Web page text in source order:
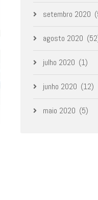
setembro 2020
agosto 2020
julho 2020 (1)
junho 2020 (12)
maio 2020 (5)